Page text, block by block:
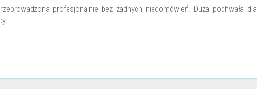
profesjonalnie bez żadnych niedomówień. Duża pochwała dla